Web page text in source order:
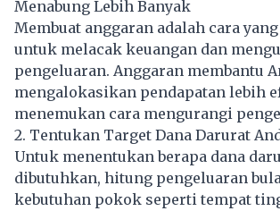
Menabung Lebih Banyak
Membuat anggaran adalah cara
untuk melacak keuangan dan
pengeluaran. Anggaran membantu
mengalokasikan pendapatan lebih
menemukan cara mengurangi
2. Tentukan Target Dana Darurat
Untuk menentukan berapa dana
dibutuhkan, hitung pengeluaran
kebutuhan pokok seperti tempat